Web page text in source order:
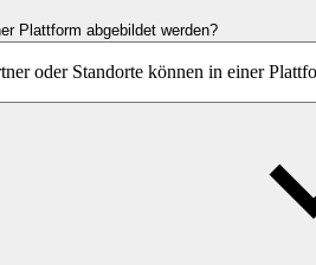
Plattform abgebildet werden?
oder Standorte können in einer